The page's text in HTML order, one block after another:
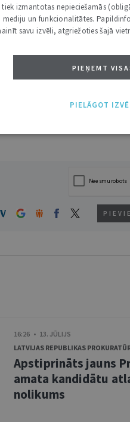
16:26 • 13. JŪLIJS
LATVIJAS REPUBLIKAS
Apstiprināts jauns
amata kandidātu
nolikums
izmantotas nepieciešamās
un funkcionalitātes.
savu izvēli, atgriežoties šajā
PIEŅEMT
PIELĀGOT